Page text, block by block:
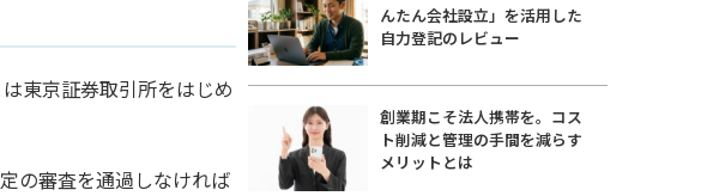
は東京証券取引所をはじめ
の審査を通過しなければ
んたん会社設立」を活用した
自力登記のレビュー
創業期こそ法人携帯を。コス
ト削減と管理の手間を減らす
メリットとは